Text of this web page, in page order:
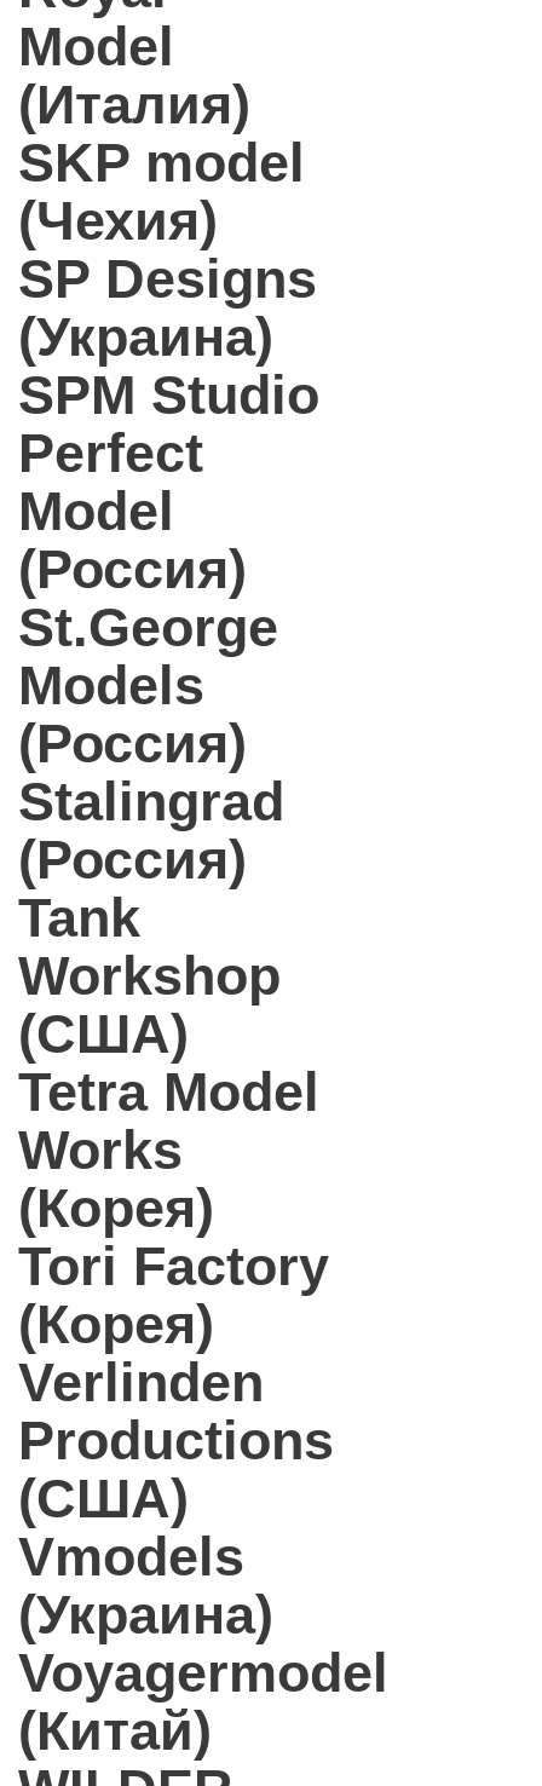
Model
(Италия)
SKP model
(Чехия)
SP Designs
(Украина)
SPM Studio
Perfect
Model
(Россия)
St.George
Models
(Россия)
Stalingrad
(Россия)
Tank
Workshop
(США)
Tetra Model
Works
(Корея)
Tori Factory
(Корея)
Verlinden
Productions
(США)
Vmodels
(Украина)
Voyagermodel
(Китай)